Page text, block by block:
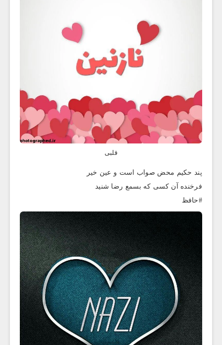
قلبی
پند حکیم محض صواب است و عین خیر
فرخنده آن کسی که بسمع رضا شنید
#حافظ